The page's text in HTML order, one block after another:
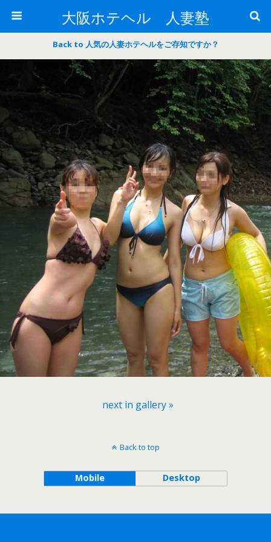
大阪ホテヘル 人妻塾
Back to 人気の人妻ホテヘルをご存知ですか？
next in gallery »
Back to top
Mobile Desktop